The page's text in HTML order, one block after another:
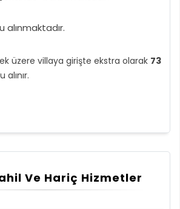
üzere villaya girişte ekstra olarak 73
Ve Hariç Hizmetler